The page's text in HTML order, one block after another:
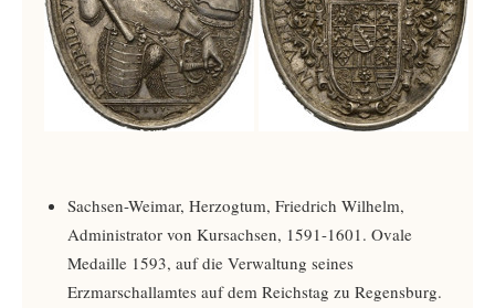
Sachsen-Weimar, Herzogtum, Friedrich Wilhelm,
Administrator von Kursachsen, 1591-1601. Ovale
Medaille 1593, auf die Verwaltung seines
Erzmarschallamtes auf dem Reichstag zu Regensburg.